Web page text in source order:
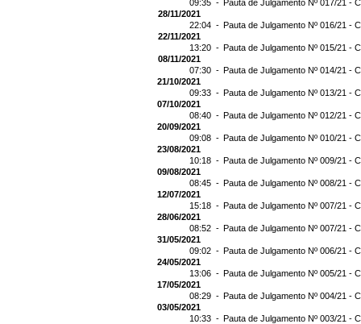
09:35 - Pauta de Julgamento Nº 017/21 -
28/11/2021
22:04 - Pauta de Julgamento Nº 016/21 -
22/11/2021
13:20 - Pauta de Julgamento Nº 015/21 -
08/11/2021
07:30 - Pauta de Julgamento Nº 014/21 -
21/10/2021
09:33 - Pauta de Julgamento Nº 013/21 -
07/10/2021
08:40 - Pauta de Julgamento Nº 012/21 -
20/09/2021
09:08 - Pauta de Julgamento Nº 010/21 -
23/08/2021
10:18 - Pauta de Julgamento Nº 009/21 -
09/08/2021
08:45 - Pauta de Julgamento Nº 008/21 -
12/07/2021
15:18 - Pauta de Julgamento Nº 007/21 -
28/06/2021
08:52 - Pauta de Julgamento Nº 007/21 -
31/05/2021
09:02 - Pauta de Julgamento Nº 006/21 -
24/05/2021
13:06 - Pauta de Julgamento Nº 005/21 -
17/05/2021
08:29 - Pauta de Julgamento Nº 004/21 -
03/05/2021
10:33 - Pauta de Julgamento Nº 003/21 -